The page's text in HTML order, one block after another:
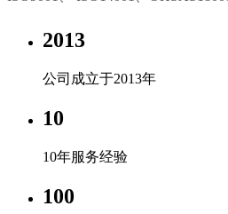
2013
公司成立于2013年
10
10年服务经验
100